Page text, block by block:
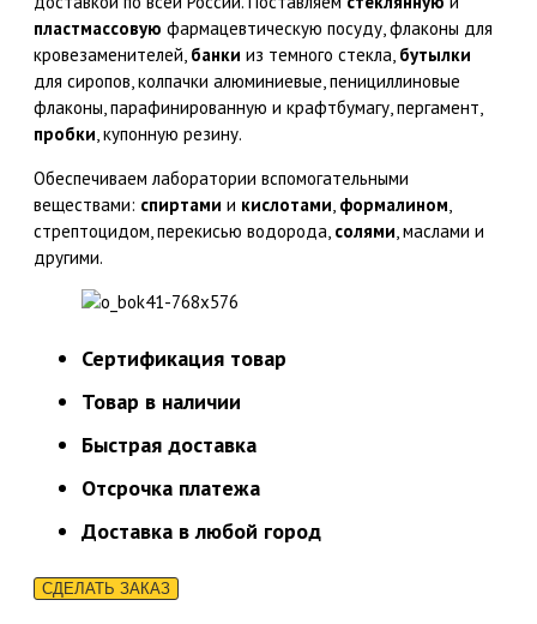
пластмассовую фармацевтическую посуду, флаконы для
кровезаменителей, банки из темного стекла, бутылки
для сиропов, колпачки алюминиевые, пенициллиновые
флаконы, парафинированную и крафтбумагу, пергамент,
пробки , купонную резину.
Обеспечиваем лаборатории вспомогательными
веществами: спиртами и кислотами формалином
стрептоцидом, перекисью водорода, солями , маслами и
другими.
Сертификация товар
Товар в наличии
Быстрая доставка
Отсрочка платежа
Доставка в любой город
СДЕЛАТЬ ЗАКАЗ